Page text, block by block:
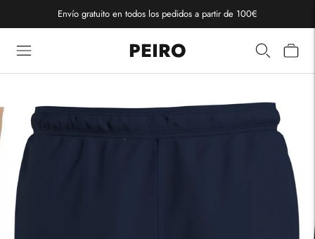
Envío gratuito en todos los pedidos a partir de 100€
PEIRO